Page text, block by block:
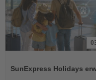
die
SunExpress Holidays